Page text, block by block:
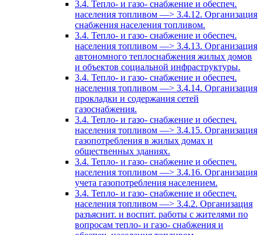
3.4. Тепло- и газо- снабжение и обеспеч.
населения топливом —> 3.4.12. Организация
снабжения населения топливом.
3.4. Тепло- и газо- снабжение и обеспеч.
населения топливом —> 3.4.13. Организация
автономного теплоснабжения жилых домов
и объектов социальной инфраструктуры.
3.4. Тепло- и газо- снабжение и обеспеч.
населения топливом —> 3.4.14. Организация
прокладки и содержания сетей
газоснабжения.
3.4. Тепло- и газо- снабжение и обеспеч.
населения топливом —> 3.4.15. Организация
газопотребления в жилых домах и
общественных зданиях.
3.4. Тепло- и газо- снабжение и обеспеч.
населения топливом —> 3.4.16. Организация
учета газопотребления населением.
3.4. Тепло- и газо- снабжение и обеспеч.
населения топливом —> 3.4.2. Организация
разъяснит. и воспит. работы с жителями по
вопросам тепло- и газо- снабжения и